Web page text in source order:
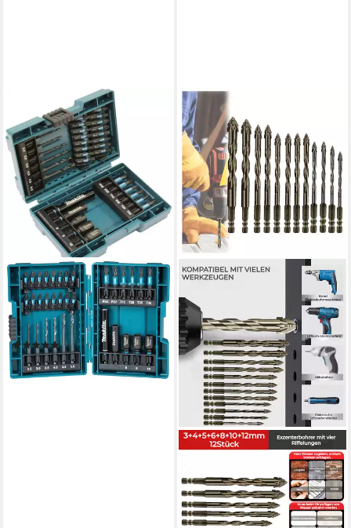
MAKITA
Bohrer- und Bitset B-66896,
Set, 33-St., 33-tlg., inkl.
Aufbewahrungskoffer
(41)
ab 28,39 €
lieferbar - in 4-5 Werktagen bei dir
QUBEBU
Bohrersatz 12Stk 3-12 mm
Exzenterbohrer Set
vierschneidiger Sägezahn-
Bohrer, (Exzentrischer